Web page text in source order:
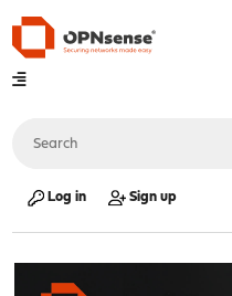
Log in Sign up